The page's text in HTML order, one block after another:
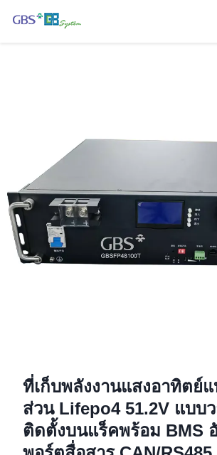
ที่เก็บพลังงานแสงอาทิตย์
ส่วน Lifepo4 51.2V แบบ
ติดตั้งบนแร็คพร้อม BMS